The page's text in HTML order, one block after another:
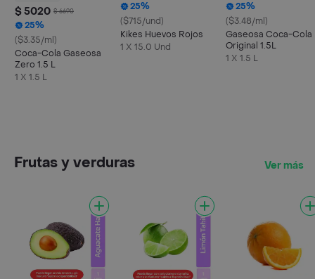
$ 5020 $ 6690
25%
($3.35/ml)
Coca-Cola Gaseosa
Zero 1.5 L
1 X 1.5 L
25%
($715/und)
Kikes Huevos Rojos
1 X 15.0 Und
25%
($3.48/ml)
Gaseosa Coca-Cola
Original 1.5L
1 X 1.5 L
Frutas y verduras Ver más